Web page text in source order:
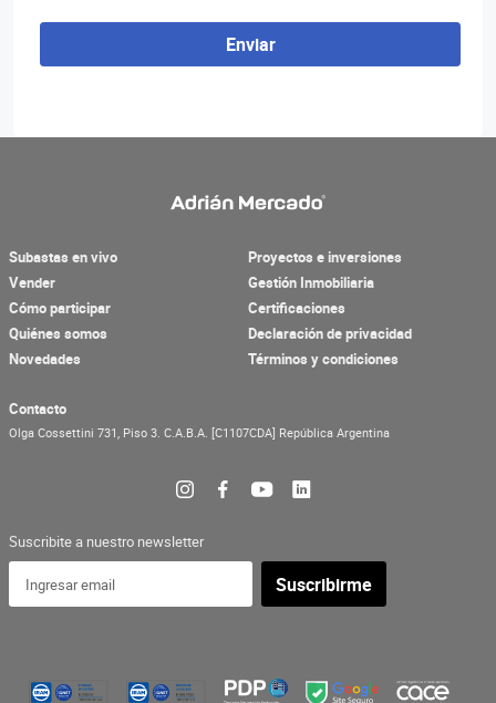
Enviar
Subastas en vivo
Vender
Cómo participar
Quiénes somos
Novedades
Proyectos e inversiones
Gestión Inmobiliaria
Certificaciones
Declaración de privacidad
Términos y condiciones
Contacto
Olga Cossettini 731, Piso 3. C.A.B.A. [C1107CDA] República Argentina
Suscribite a nuestro newsletter
Suscribirme